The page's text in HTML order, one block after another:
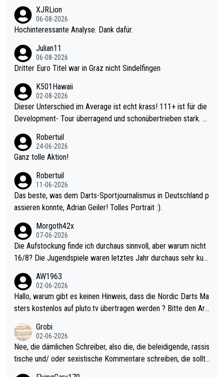
XJRLion
06-08-2026
Hochinteressante Analyse. Dank dafür.
Julian11
06-08-2026
Dritter Euro Titel war in Graz nicht Sindelfingen
K501Hawaii
02-08-2026
Dieser Unterschied im Average ist echt krass! 111+ ist für die
Development- Tour überragend und schonübertrieben stark. U
mal 40+ erst recht. Da gewinnst keinen Blumentopf - ist ja noc
h krasser wie ein Pokalspiel eines Kreisligisten vs einem Bund
Robertuil
24-06-2026
Ganz tolle Aktion!
Robertuil
11-06-2026
Das beste, was dem Darts-Sportjournalismus in Deutschland p
assieren konnte, Adrian Geiler! Tolles Portrait :).
Morgoth42x
07-06-2026
Die Aufstockung finde ich durchaus sinnvoll, aber warum nicht
16/8? Die Jugendspiele waren letztes Jahr durchaus sehr kurz
Allerdings ist Mitchell Lawrie als Nummer 1 der Welt eh qualifi
ziert. Somit ändert die automatische Qualifikation des Weltmei
sters erstmal nichts. Ich denke sie wollen damit für nächstes J
ohl wenig WDF Turniere spielen. Dies war bei Archie Self letzt
es Jahr der Fall. Er musste als amtierender Weltmeister durch
den Qualifier und ich glaube kaum, dass Mitchel sich das (in Ve
gas) antun würde, wenn er doch eigentlich die PDC-WM als Zi
AW1963
02-06-2026
Hallo, warum gibt es keinen Hinweis, dass die Nordic Darts Ma
sters kostenlos auf pluto.tv übertragen werden ? Bitte den Arti
Grobi
02-06-2026
Nee, die dämlichen Schreiber, also die, die beleidigende, rassis
tische und/ oder sexistische Kommentare schreiben, die sollte